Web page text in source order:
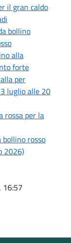
il gran caldo
bollino
alla
forte
per
luglio alle 20
rossa per la
bollino rosso
2026)
16:57